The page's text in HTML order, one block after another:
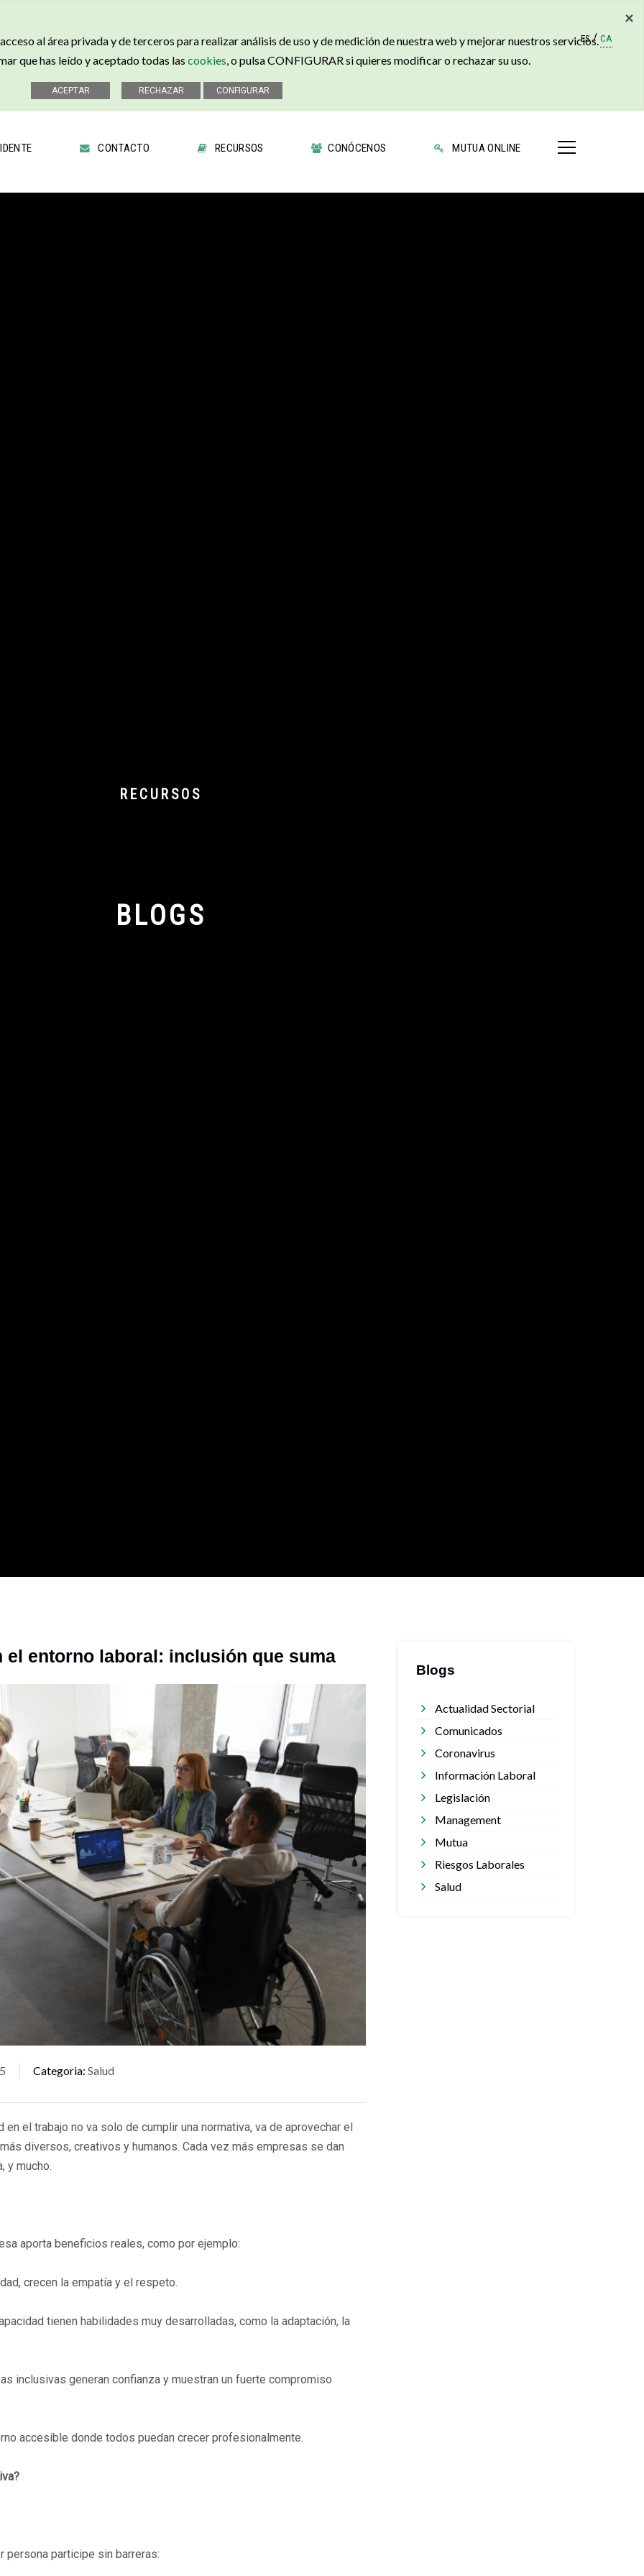
×
al área privada y de terceros para realizar análisis de uso y de medición de nuestra web y mejorar nuestros servicios.
que has leído y aceptado todas las cookies, o pulsa CONFIGURAR si quieres modificar o rechazar su uso.
ES/ CA
CONTACTO RECURSOS CONÓCENOS MUTUA ONLINE
RECURSOS
BLOGS
entorno laboral: inclusión que suma
Categoria Salud
el trabajo no va solo de cumplir una normativa, va de aprovechar el
diversos, creativos y humanos. Cada vez más empresas se dan
y mucho.
aporta beneficios reales, como por ejemplo:
crecen la empatía y el respeto.
tienen habilidades muy desarrolladas, como la adaptación, la
inclusivas generan confianza y muestran un fuerte compromiso
accesible donde todos puedan crecer profesionalmente.
persona participe sin barreras:
Blogs
Actualidad Sectorial
Comunicados
Coronavirus
Información Laboral
Legislación
Management
Mutua
Riesgos Laborales
Salud